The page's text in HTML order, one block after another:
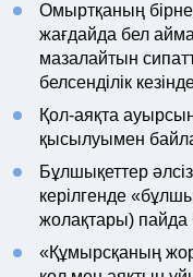
Омыртқаның
жағдайда бел
мазалайтын
белсенділік
Қол-аяқта
қысылуымен
Бұлшықеттер
керілгенде
жолақтары) пайда
«Құмырсқаның